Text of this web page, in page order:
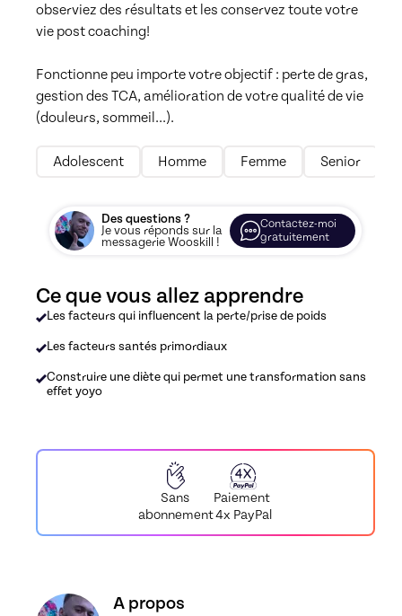
observiez des résultats et les conservez toute votre
vie post coaching!
Fonctionne peu importe votre objectif : perte de gras,
gestion des TCA, amélioration de votre qualité de vie
(douleurs, sommeil...).
Adolescent Homme Femme Senior
Des questions ?
Je vous réponds sur la
messagerie Wooskill !
Contactez-moi
gratuitement
Ce que vous allez apprendre
Les facteurs qui influencent la perte/prise de poids
Les facteurs santés primordiaux
Construire une diète qui permet une transformation sans
effet yoyo
Sans
abonnement
Paiement
4x PayPal
Découvrez le profil de N&N Coaching, Skiller
A propos